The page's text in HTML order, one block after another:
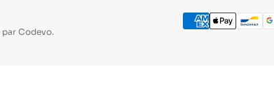
parCodevo.